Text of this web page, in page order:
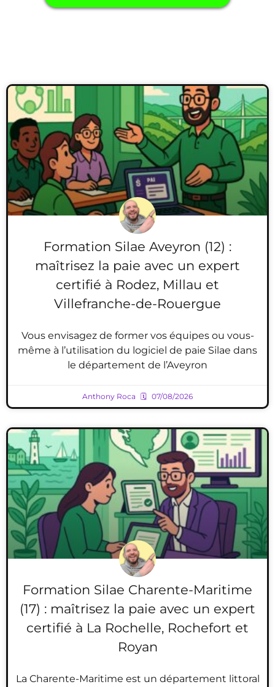
Formation Silae Aveyron (12) :
maîtrisez la paie avec un expert
certifié à Rodez, Millau et
Villefranche-de-Rouergue
Vous envisagez de former vos équipes ou vous-
même à l’utilisation du logiciel de paie Silae dans
le département de l’Aveyron
Anthony Roca 07/08/2026
Formation Silae Charente-Maritime
(17) : maîtrisez la paie avec un expert
certifié à La Rochelle, Rochefort et
Royan
La Charente-Maritime est un département littoral